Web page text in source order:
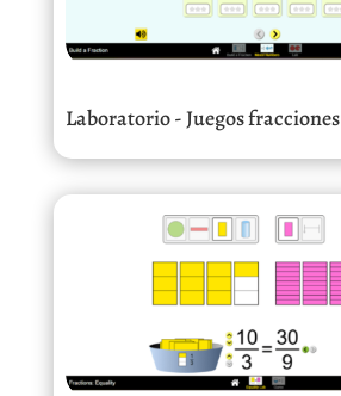
Laboratorio - Juegos fracciones